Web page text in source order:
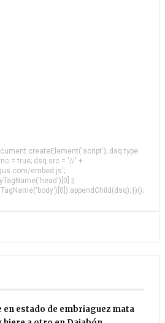
dsq.type
= true; dsq.src = '//' +
embed.js';
||
})();
en estado de embriaguez mata